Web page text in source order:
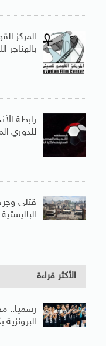
بالهناجر
رابطة
للدوري
قتلى
الأكثر قراءة
رسميا..